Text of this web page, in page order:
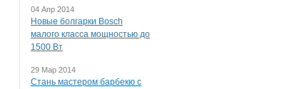
04 Апр 2014
Новые болгарки Bosch
малого класса мощностью до
1500 Вт
29 Мар 2014
Стань мастером барбекю с